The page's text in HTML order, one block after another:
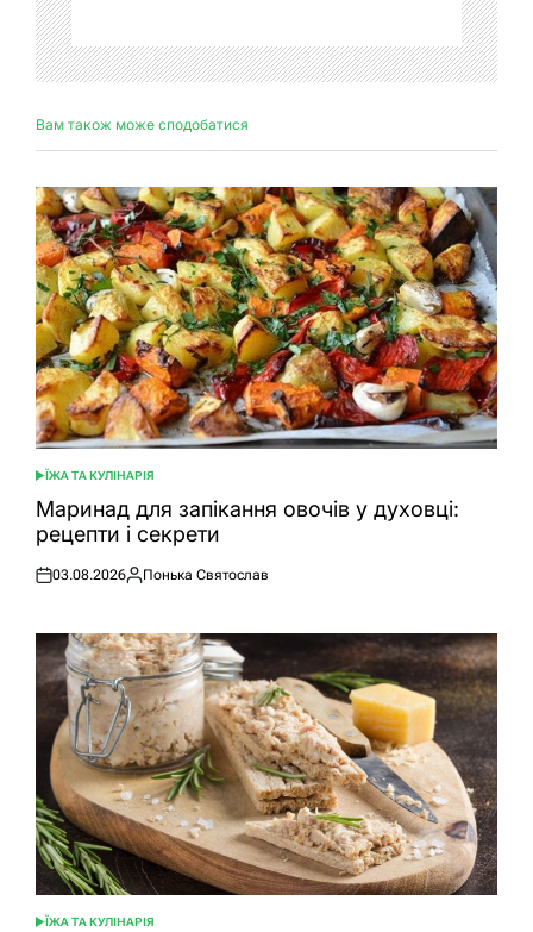
Вам також може сподобатися
ОПУБЛІКУВАТИ
У
ЇЖА ТА КУЛІНАРІЯ
Маринад для запікання овочів у духовці:
рецепти і секрети
Оприлюднено
03.08.2026
Опубліковано
Понька Святослав
ОПУБЛІКУВАТИ
ЇЖА ТА КУЛІНАРІЯ